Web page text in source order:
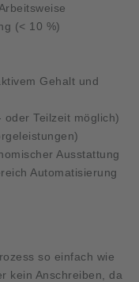
(< 10 %)
Gehalt und
oder Teilzeit möglich)
Ausstattung
Automatisierung
so einfach wie
kein Anschreiben, da